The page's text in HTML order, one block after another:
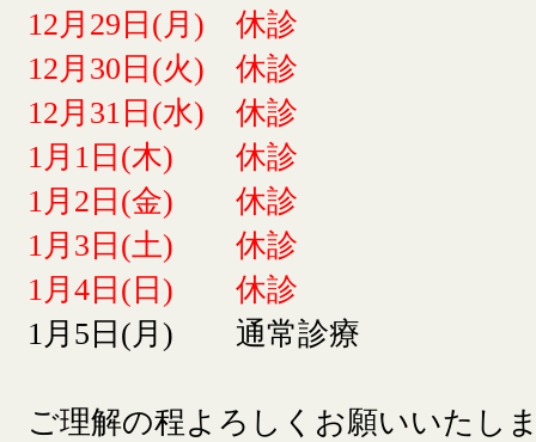
12月29日(月) 休診
12月30日(火) 休診
12月31日(水) 休診
1月1日(木) 休診
1月2日(金) 休診
1月3日(土) 休診
1月4日(日) 休診
1月5日(月) 通常診療
ご理解の程よろしくお願いいたし